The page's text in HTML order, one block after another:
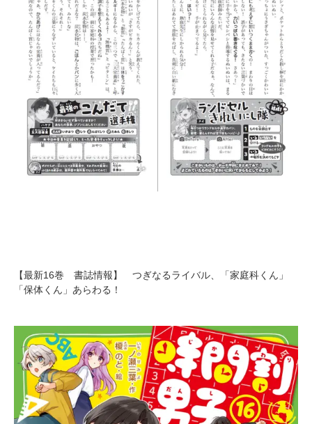
【最新16巻 書誌情報】 つぎなるライバル、「家庭科くん」
「保体くん」あらわる！